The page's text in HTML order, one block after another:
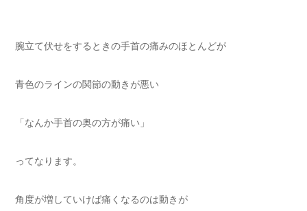
腕立て伏せをするときの手首の痛みのほとんどが
青色のラインの関節の動きが悪い
「なんか手首の奥の方が痛い」
ってなります。
角度が増していけば痛くなるのは動きが